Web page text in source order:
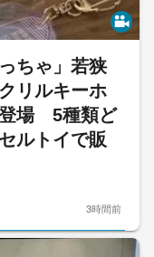
ちゃ」若狭
リルキーホ
登場 5種類ど
ルトイで販
3時間前